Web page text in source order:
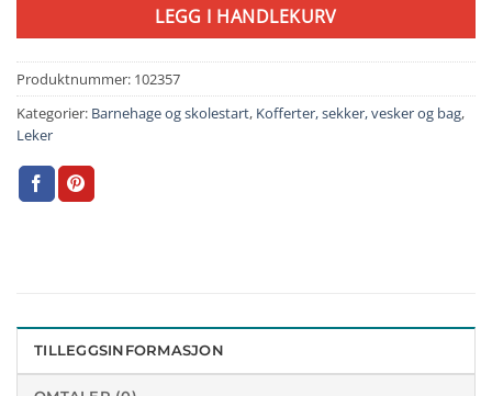
LEGG I HANDLEKURV
Produktnummer: 102357
Kategorier: Barnehage og skolestart, Kofferter, sekker, vesker og bag,
Leker
TILLEGGSINFORMASJON